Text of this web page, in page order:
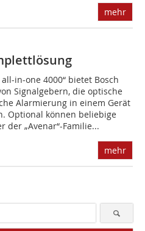
mehr
in-one 4000“ bietet Bosch
Signalgebern, die optische
Alarmierung in einem Gerät
Optional können beliebige
der „Avenar“-Familie...
mehr